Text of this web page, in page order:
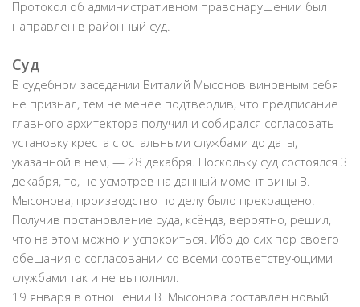
Протокол об административном правонарушении был
направлен в районный суд.
Суд
В судебном заседании Виталий Мысонов виновным себя
не признал, тем не менее подтвердив, что предписание
главного архитектора получил и собирался согласовать
установку креста с остальными службами до даты,
указанной в нем, — 28 декабря. Поскольку суд состоялся 3
декабря, то, не усмотрев на данный момент вины В.
Мысонова, производство по делу было прекращено.
Получив постановление суда, ксёндз, вероятно, решил,
что на этом можно и успокоиться. Ибо до сих пор своего
обещания о согласовании со всеми соответствующими
службами так и не выполнил.
19 января в отношении В. Мысонова составлен новый